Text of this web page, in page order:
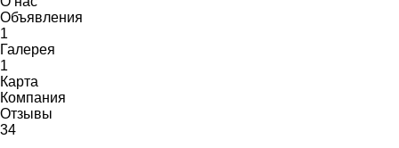
Объявления
1
Галерея
1
Карта
Компания
Отзывы
34